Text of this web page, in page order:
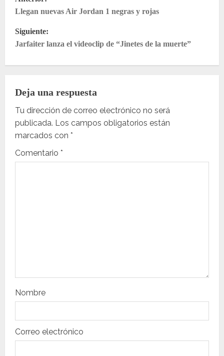
a
v
a
c
i
ó
t
a
Llegan nuevas Air Jordan 1 negras y rojas
Siguiente:
Jarfaiter lanza el videoclip de “Jinetes de la muerte”
Deja una respuesta
Tu dirección de correo electrónico no será
publicada. Los campos obligatorios están
marcados con *
Comentario *
Nombre
Correo electrónico